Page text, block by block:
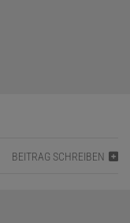
BEITRAG SCHREIBEN